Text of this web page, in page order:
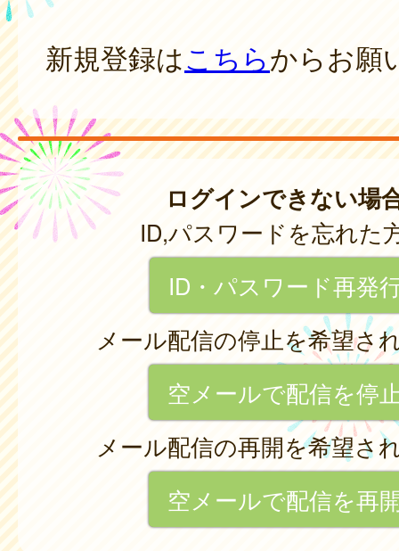
新規登録はこちらからお願
ログインできない場
ID,パスワードを忘れた
ID・パスワード再発
メール配信の停止を希望さ
空メールで配信を停
メール配信の再開を希望さ
空メールで配信を再